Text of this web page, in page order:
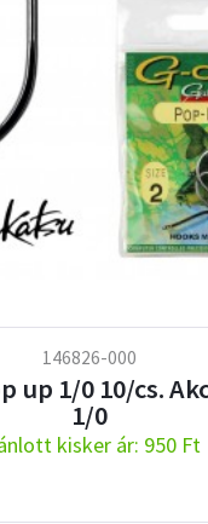
146826-000
up 1/0 10/cs.
1/0
kisker ár: 950 Ft